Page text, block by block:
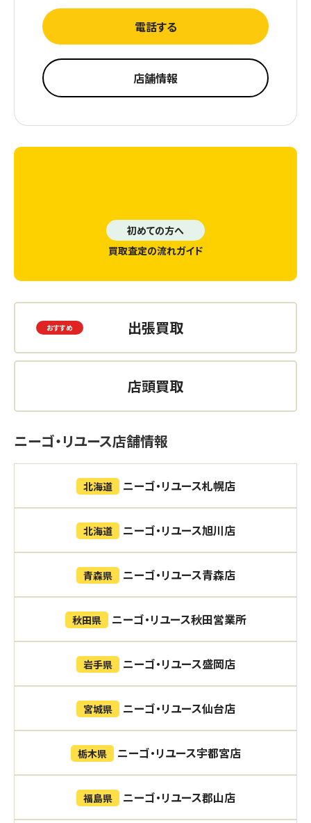
電話する
店舗情報
初めての方へ
買取査定の流れガイド
出張買取
店頭買取
ニーゴ・リユース店舗情報
北海道 ニーゴ・リユース札幌店
北海道 ニーゴ・リユース旭川店
青森県 ニーゴ・リユース青森店
秋田県 ニーゴ・リユース秋田営業所
岩手県 ニーゴ・リユース盛岡店
宮城県 ニーゴ・リユース仙台店
栃木県 ニーゴ・リユース宇都宮店
福島県 ニーゴ・リユース郡山店